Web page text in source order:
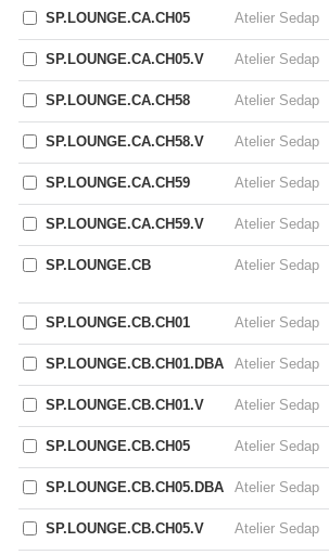
SP.LOUNGE.CA.CH05 Atelier Sedap
SP.LOUNGE.CA.CH05.V Atelier Sedap
SP.LOUNGE.CA.CH58 Atelier Sedap
SP.LOUNGE.CA.CH58.V Atelier Sedap
SP.LOUNGE.CA.CH59 Atelier Sedap
SP.LOUNGE.CA.CH59.V Atelier Sedap
SP.LOUNGE.CB Atelier Sedap
SP.LOUNGE.CB.CH01 Atelier Sedap
SP.LOUNGE.CB.CH01.DBA Atelier Sedap
SP.LOUNGE.CB.CH01.V Atelier Sedap
SP.LOUNGE.CB.CH05 Atelier Sedap
SP.LOUNGE.CB.CH05.DBA Atelier Sedap
SP.LOUNGE.CB.CH05.V Atelier Sedap